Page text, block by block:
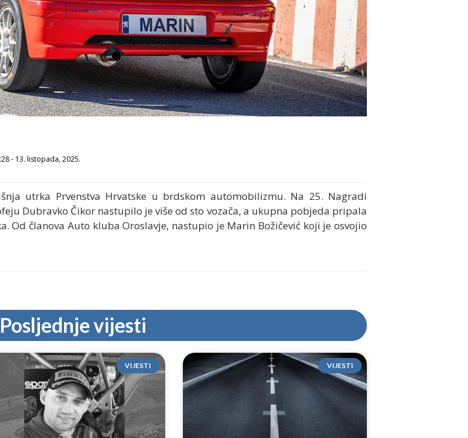
- 13. listopada, 2025.
utrka Prvenstva Hrvatske u brdskom automobilizmu. Na 25. Nagradi
Dubravko Čikor nastupilo je više od sto vozača, a ukupna pobjeda pripala
Od članova Auto kluba Oroslavje, nastupio je Marin Božičević koji je osvojio
Posljednje vijesti
VIJESTI VIJESTI